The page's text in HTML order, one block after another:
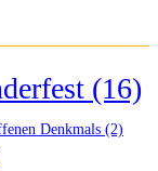
(16)
Denkmals (2)